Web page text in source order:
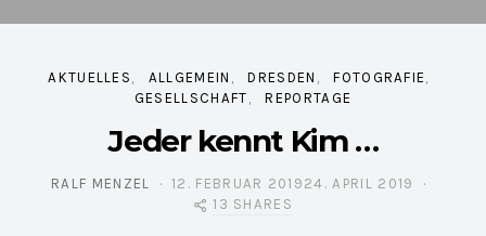
AKTUELLES ALLGEMEIN DRESDEN
FOTOGRAFIE
GESELLSCHAFT
REPORTAGE
Jeder kennt Kim …
RALF MENZEL
POSTED ON
12. FEBRUAR 2019 24. APRIL 2019
13 SHARES